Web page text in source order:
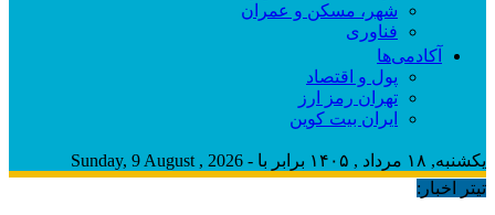
شهر، مسکن و عمران
فناوری
آکادمی‌ها
پول و اقتصاد
تهران رمز ارز
ایران بیت کوین
یکشنبه, ۱۸ مرداد , ۱۴۰۵ برابر با - Sunday, 9 August , 2026
تیتر اخبار: